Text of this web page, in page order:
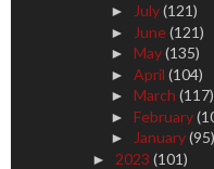
► July(121)
► June(121)
► May(135)
► April (104)
► March (117)
► February
► January(95)
► 2023 (101)